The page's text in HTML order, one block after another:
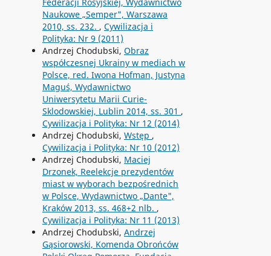
Naukowe „Semper", Warszawa
2010, ss. 232. , Cywilizacja i
Polityka: Nr 9 (2011)
Andrzej Chodubski, Obraz
współczesnej Ukrainy w mediach w
Polsce, red. Iwona Hofman, Justyna
Maguś, Wydawnictwo
Uniwersytetu Marii Curie-
Sklodowskiej, Lublin 2014, ss. 301 ,
Cywilizacja i Polityka: Nr 12 (2014)
Andrzej Chodubski, Wstęp ,
Cywilizacja i Polityka: Nr 10 (2012)
Andrzej Chodubski, Maciej
Drzonek, Reelekcje prezydentów
miast w wyborach bezpośrednich
w Polsce, Wydawnictwo „Dante",
Kraków 2013, ss. 468+2 nlb. ,
Cywilizacja i Polityka: Nr 11 (2013)
Andrzej Chodubski, Andrzej
Gąsiorowski, Komenda Obrońców